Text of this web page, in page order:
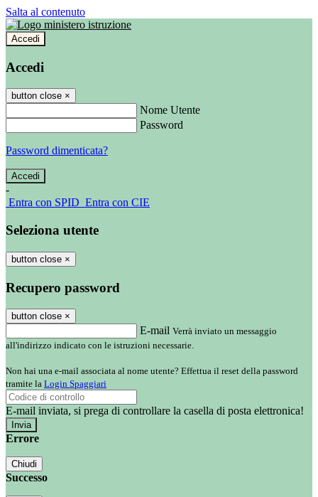
Salta al contenuto
Accedi
Accedi
button close ×
Nome Utente
Password
Password dimenticata?
-
Entra con SPID Entra con CIE
Seleziona utente
button close ×
Recupero password
button close ×
E-mail Verrà inviato un messaggio
all'indirizzo indicato con le istruzioni necessarie.
Non hai una e-mail associata al nome utente? Effettua il reset della password
tramite la Login Spaggiari
E-mail inviata, si prega di controllare la casella di posta elettronica!
Errore
Chiudi
Successo